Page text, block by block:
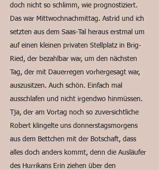
doch nicht so schlimm, wie prognostiziert.
Das war Mittwochnachmittag. Astrid und ich
setzten aus dem Saas-Tal heraus erstmal um
auf einen kleinen privaten Stellplatz in Brig-
Ried, der bezahlbar war, um den nächsten
Tag, der mit Dauerregen vorhergesagt war,
auszusitzen. Auch schön. Einfach mal
ausschlafen und nicht irgendwo hinmüssen.
Tja, der am Vortag noch so zuversichtliche
Robert klingelte uns donnerstagsmorgens
aus dem Bettchen mit der Botschaft, dass
alles doch anders kommt, denn die Ausläufer
des Hurrikans Erin ziehen über den